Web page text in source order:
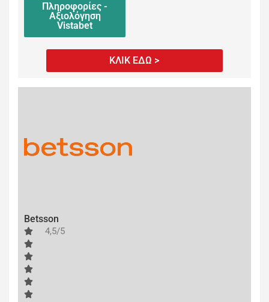
Πληροφορίες -
Αξιολόγηση
Vistabet
ΚΛΙΚ ΕΔΩ >
Betsson
4,5/5